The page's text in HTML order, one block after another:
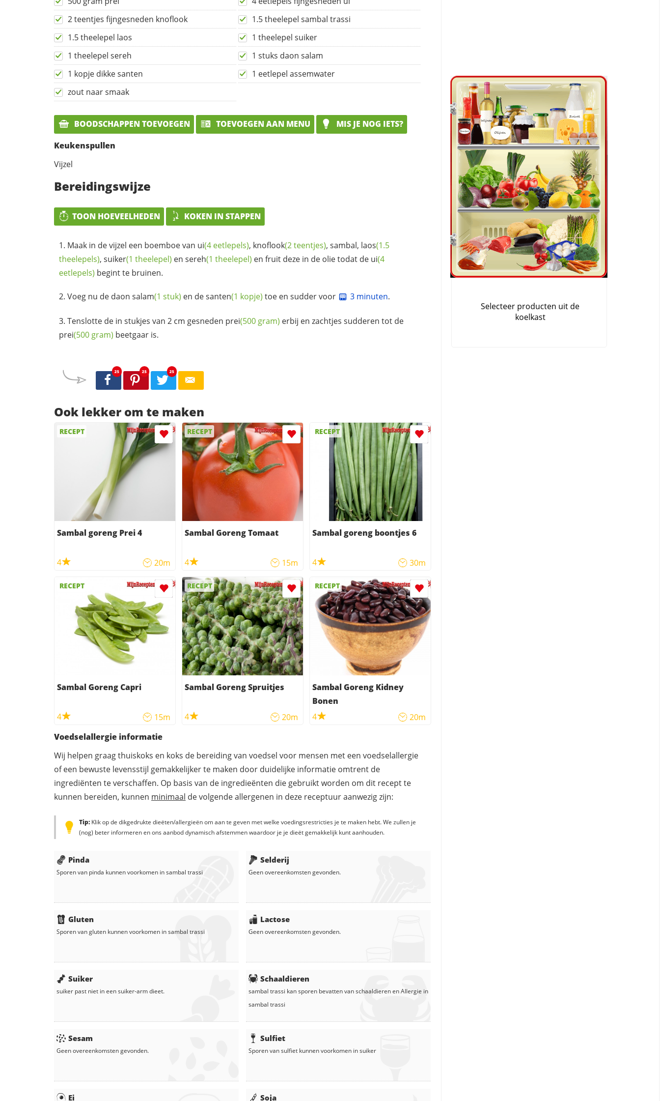
2 teentjes fijngesneden knoflook
1.5 theelepel sambal trassi
1.5 theelepel laos
1 theelepel suiker
1 theelepel sereh
1 stuks daon salam
1 kopje dikke santen
1 eetlepel assemwater
zout naar smaak
BOODSCHAPPEN TOEVOEGEN TOEVOEGEN AAN MENU
MIS JE NOG IETS?
Keukenspullen
Vijzel
Bereidingswijze
TOON HOEVEELHEDEN KOKEN IN STAPPEN
Maak in de vijzel een boemboe van ui(4 eetlepels), knoflook(2 teentjes), sambal, laos(1.5
theelepels), suiker(1 theelepel) en sereh(1 theelepel) en fruit deze in de olie todat de ui(4
eetlepels) begint te bruinen.
Voeg nu de daon salam(1 stuk) en desanten(1 kopje) toe en sudder voor 3 minuten.
Tenslotte de in stukjes van 2 cm gesneden prei(500 gram) erbij en zachtjes sudderen tot de
prei(500 gram) beetgaar is.
25 25 25
Ook lekker om te maken
RECEPT
Sambal goreng Prei 4
4 20m
RECEPT
Sambal Goreng Tomaat
4 15m
RECEPT
Sambal goreng boontjes 6
4 30m
RECEPT
Sambal Goreng Capri
4 15m
RECEPT
Sambal Goreng Spruitjes
4 20m
RECEPT
Sambal Goreng Kidney
Bonen
4
20m
Voedselallergie informatie
Wij helpen graag thuiskoks en koks de bereiding van voedsel voor mensen met een voedselallergie
of een bewuste levensstijl gemakkelijker te maken door duidelijke informatie omtrent de
ingrediënten te verschaffen. Op basis van de ingredieënten die gebruikt worden om dit recept te
kunnen bereiden, kunnen minimaal de volgende allergenen in deze receptuur aanwezig zijn:
Tip: Klik op de dikgedrukte dieëten/allergieën om aan te geven met welke voedingsrestricties je te maken hebt. We zullen je
(nog) beter informeren en ons aanbod dynamisch afstemmen waardoor je je dieët gemakkelijk kunt aanhouden.
Pinda
Sporen van pinda kunnen voorkomen insambal trassi
Gluten
Sporen van gluten kunnen voorkomen insambal trassi
Suiker
suiker past niet in een suiker-arm dieet.
Sesam
Geen overeenkomsten gevonden.
Ei
Selderij
Geen overeenkomsten gevonden.
Lactose
Geen overeenkomsten gevonden.
Schaaldieren
sambal trassi kan sporen bevatten van schaaldieren enAllergie in
sambal trassi
Sulfiet
Sporen van sulfiet kunnen voorkomen insuiker
Soja